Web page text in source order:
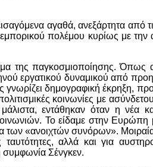
αγαθά, ανεξάρτητα από
πολέμου κυρίως με την
της παγκοσμιοποίησης. Όπως
εργατικού δυναμικού από
γνωρίζει δημογραφική έκρηξη,
κοινωνίες με
εντάθηκαν όταν η νέα
Το είδαμε στην Ευρώπη
«ανοιχτών συνόρων».
αλλά και για
συμφωνία Σένγκεν.